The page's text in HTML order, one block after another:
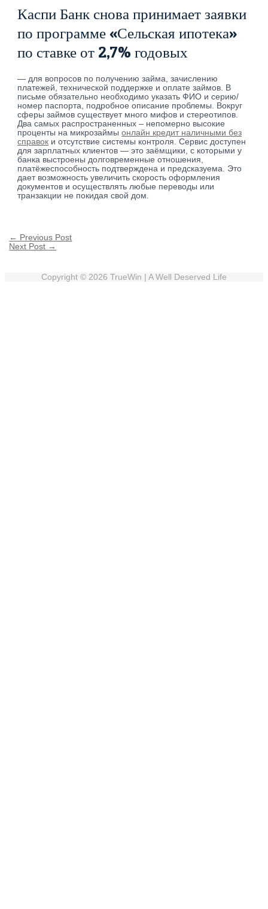
Каспи Банк снова принимает заявки
по программе «Сельская ипотека»
по ставке от 2,7% годовых
— для вопросов по получению займа, зачислению
платежей, технической поддержке и оплате займов. В
письме обязательно необходимо указать ФИО и серию/
номер паспорта, подробное описание проблемы. Вокруг
сферы займов существует много мифов и стереотипов.
Два самых распространенных – непомерно высокие
проценты на микрозаймыонлайн кредит наличными без
справок и отсутствие системы контроля. Сервис доступен
для зарплатных клиентов — это заёмщики, с которыми у
банка выстроены долговременные отношения,
платёжеспособность подтверждена и предсказуема. Это
дает возможность увеличить скорость оформления
документов и осуществлять любые переводы или
транзакции не покидая свой дом.
← Previous Post
Next Post →
Copyright © 2026 TrueWin | A Well Deserved Life